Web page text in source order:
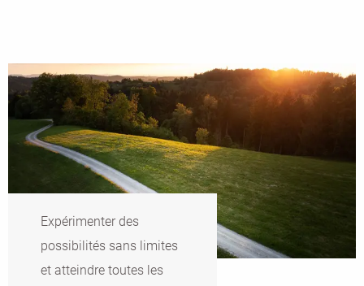
Expérimenter des
possibilités sans limites
et atteindre toutes les